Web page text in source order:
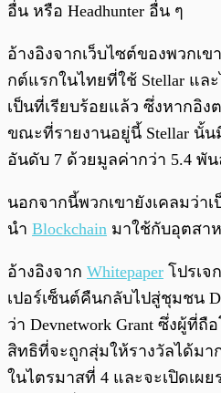
อื่น หรือ Headhunter อื่น ๆ
อ้างอิงจากเว็บไซต์ของพวกเข
กต์แรกในไทยที่ใช้ Stellar แล
เป็นที่เรียบร้อยแล้ว ซึ่งหากอิง
ขณะที่รายงานอยู่นี้ Stellar นั้
อันดับ 7 ด้วยมูลค่ากว่า 5.4 พั
นอกจากนี้พวกเขายังเคลมว่า
นำ Blockchain มาใช้กับอุตสา
อ้างอิงจาก Whitepaper โปรเจ
เปอร์เซ็นต์คืนกลับไปสู่ชุมชน
ว่า Devnetwork Grant ซึ่งผู้ที่
สิทธิที่จะถูกสุ่มให้รางวัลได้มา
ในไตรมาสที่ 4 และจะเปิดเผย